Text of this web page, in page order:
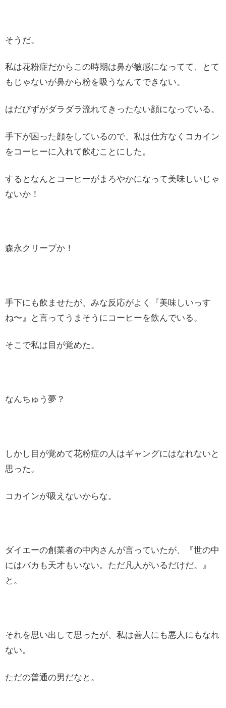
そうだ。
私は花粉症だからこの時期は鼻が敏感になってて、とて
もじゃないが鼻から粉を吸うなんてできない。
はだびずがダラダラ流れてきったない顔になっている。
手下が困った顔をしているので、私は仕方なくコカイン
をコーヒーに入れて飲むことにした。
するとなんとコーヒーがまろやかになって美味しいじゃ
ないか！
森永クリープか！
手下にも飲ませたが、みな反応がよく『美味しいっす
ね〜』と言ってうまそうにコーヒーを飲んでいる。
そこで私は目が覚めた。
なんちゅう夢？
しかし目が覚めて花粉症の人はギャングにはなれないと
思った。
コカインが吸えないからな。
ダイエーの創業者の中内さんが言っていたが、『世の中
にはバカも天才もいない。ただ凡人がいるだけだ。』
と。
それを思い出して思ったが、私は善人にも悪人にもなれ
ない。
ただの普通の男だなと。